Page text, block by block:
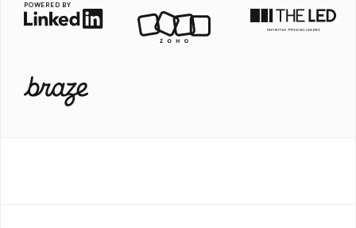
POWERED BY